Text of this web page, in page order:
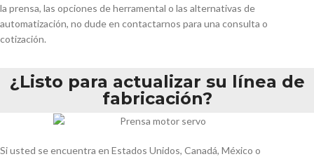
la prensa, las opciones de herramental o las alternativas de
automatización, no dude en contactarnos para una consulta o
cotización.
¿Listo para actualizar su línea de
fabricación?
Si usted se encuentra en Estados Unidos, Canadá, México o